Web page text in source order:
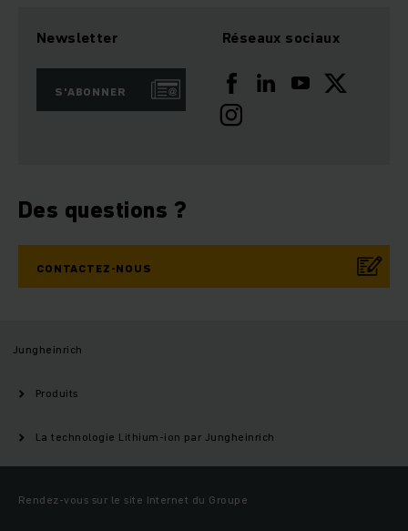
Newsletter
S'ABONNER
Réseaux sociaux
Des questions ?
CONTACTEZ-NOUS
Jungheinrich
Produits
La technologie Lithium-ion par Jungheinrich
Rendez-vous sur le site Internet du Groupe